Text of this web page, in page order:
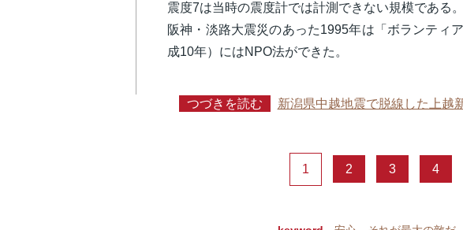
震度7は当時の震度計では計測できない規模である。
阪神・淡路大震災のあった1995年は「ボランティ
成10年）にはNPO法ができた。
つづきを読む 新潟県中越地震で脱線した上越
1 2 3 4